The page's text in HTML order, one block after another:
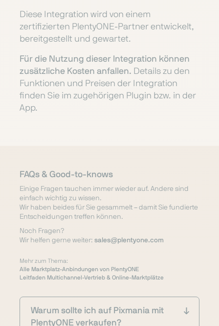
Diese Integration wird von einem
zertifizierten PlentyONE-Partner entwickelt,
bereitgestellt und gewartet.
Für die Nutzung dieser Integration können
zusätzliche Kosten anfallen. Details zu den
Funktionen und Preisen der Integration
finden Sie im zugehörigen Plugin bzw. in der
App.
FAQs & Good-to-knows
Einige Fragen tauchen immer wieder auf. Andere sind
einfach wichtig zu wissen.
Wir haben beides für Sie gesammelt – damit Sie fundierte
Entscheidungen treffen können.
Noch Fragen?
Wir helfen gerne weiter: sales@plentyone.com
Mehr zum Thema:
Alle Marktplatz-Anbindungen von PlentyONE
Leitfaden Multichannel-Vertrieb & Online-Marktplätze
Warum sollte ich auf Pixmania mit
PlentyONE verkaufen?